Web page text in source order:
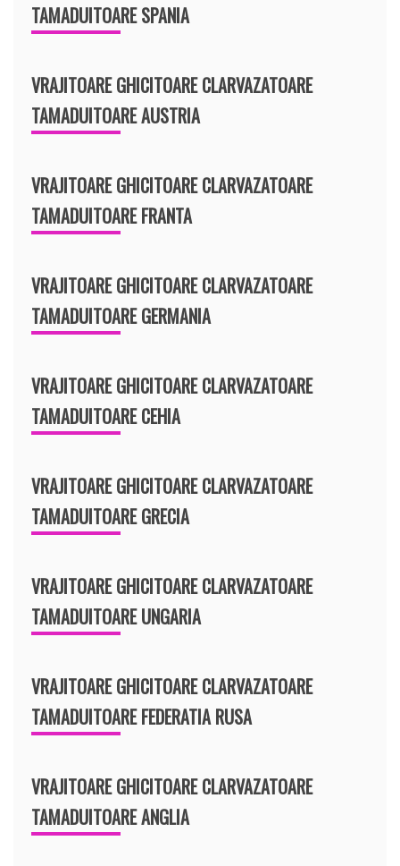
TAMADUITOARE SPANIA
VRAJITOARE GHICITOARE CLARVAZATOARE
TAMADUITOARE AUSTRIA
VRAJITOARE GHICITOARE CLARVAZATOARE
TAMADUITOARE FRANTA
VRAJITOARE GHICITOARE CLARVAZATOARE
TAMADUITOARE GERMANIA
VRAJITOARE GHICITOARE CLARVAZATOARE
TAMADUITOARE CEHIA
VRAJITOARE GHICITOARE CLARVAZATOARE
TAMADUITOARE GRECIA
VRAJITOARE GHICITOARE CLARVAZATOARE
TAMADUITOARE UNGARIA
VRAJITOARE GHICITOARE CLARVAZATOARE
TAMADUITOARE FEDERATIA RUSA
VRAJITOARE GHICITOARE CLARVAZATOARE
TAMADUITOARE ANGLIA